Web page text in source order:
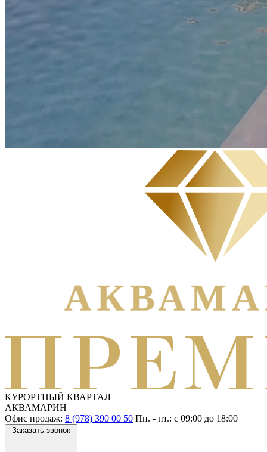
КУРОРТНЫЙ КВАРТАЛ
АКВАМАРИН
Офис продаж: 8 (978) 390 00 50 Пн. - пт.: с 09:00 до 18:00
Заказать звонок